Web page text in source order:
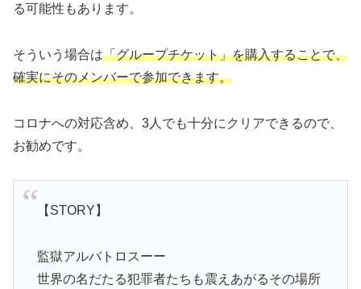
る可能性もあります。
そういう場合は「グループチケット」を購入することで、
確実にそのメンバーで参加できます。
コロナへの対応含め、3人でも十分にクリアできるので、
お勧めです。
【STORY】
監獄アルバトロスーー
世界の名だたる犯罪者たちも震えあがるその場所